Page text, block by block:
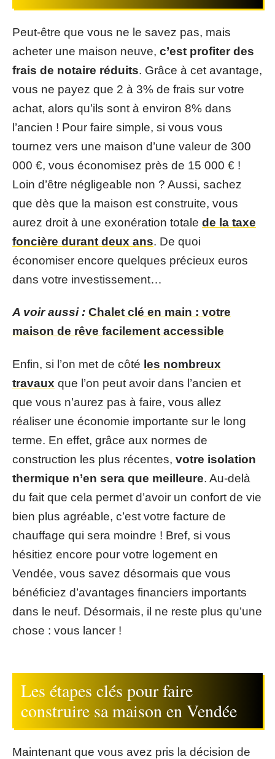
Peut-être que vous ne le savez pas, mais
acheter une maison neuve, c’est profiter des
frais de notaire réduits. Grâce à cet avantage,
vous ne payez que 2 à 3% de frais sur votre
achat, alors qu’ils sont à environ 8% dans
l’ancien ! Pour faire simple, si vous vous
tournez vers une maison d’une valeur de 300
000 €, vous économisez près de 15 000 € !
Loin d’être négligeable non ? Aussi, sachez
que dès que la maison est construite, vous
aurez droit à une exonération totale de la taxe
foncière durant deux ans. De quoi
économiser encore quelques précieux euros
dans votre investissement…
A voir aussi : Chalet clé en main : votre
maison de rêve facilement accessible
Enfin, si l’on met de côté les nombreux
travaux que l’on peut avoir dans l’ancien et
que vous n’aurez pas à faire, vous allez
réaliser une économie importante sur le long
terme. En effet, grâce aux normes de
construction les plus récentes, votre isolation
thermique n’en sera que meilleure. Au-delà
du fait que cela permet d’avoir un confort de vie
bien plus agréable, c’est votre facture de
chauffage qui sera moindre ! Bref, si vous
hésitiez encore pour votre logement en
Vendée, vous savez désormais que vous
bénéficiez d’avantages financiers importants
dans le neuf. Désormais, il ne reste plus qu’une
chose : vous lancer !
Les étapes clés pour faire
construire sa maison en Vendée
Maintenant que vous avez pris la décision de